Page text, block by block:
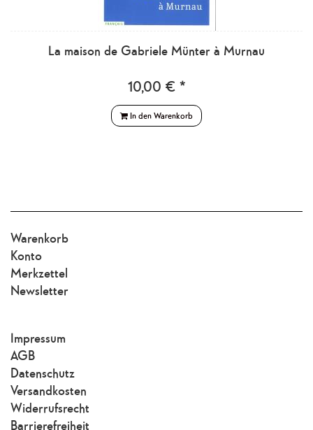
La maison de Gabriele Münter à Murnau
10,00 € *
In den Warenkorb
Warenkorb
Konto
Merkzettel
Newsletter
Impressum
AGB
Datenschutz
Versandkosten
Widerrufsrecht
Barrierefreiheit